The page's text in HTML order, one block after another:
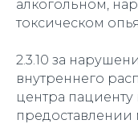
алкогольном,
токсическом
2.3.10 за
внутреннего
центра пациенту